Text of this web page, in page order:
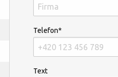
Telefon*
Text